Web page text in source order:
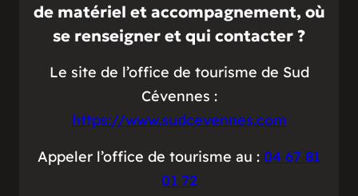
de matériel et accompagnement, où
se renseigner et qui contacter ?
Le site de l’office de tourisme de Sud
Cévennes :
https://www.sudcevennes.com
Appeler l’office de tourisme au : 04 67 81
01 72